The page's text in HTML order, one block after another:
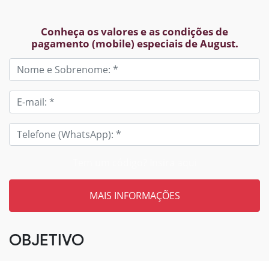
Conheça os valores e as condições de
pagamento (mobile) especiais de August.
OBJETIVO